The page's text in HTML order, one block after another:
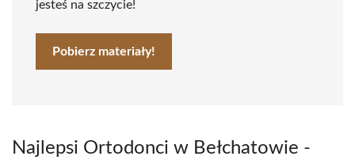
jesteś na szczycie!
Pobierz materiały!
Najlepsi Ortodonci w Bełchatowie -